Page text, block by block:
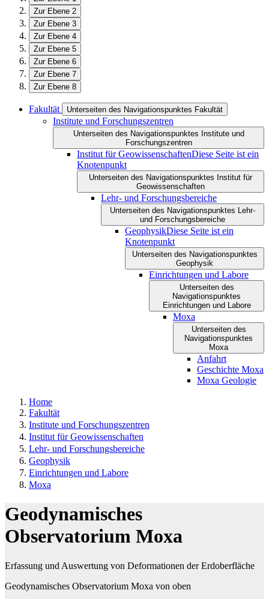
Zur Ebene 2
Zur Ebene 3
Zur Ebene 4
Zur Ebene 5
Zur Ebene 6
Zur Ebene 7
Zur Ebene 8
Fakultät Unterseiten des Navigationspunktes Fakultät
Institute und Forschungszentren
Unterseiten des Navigationspunktes Institute und
Forschungszentren
Institut für GeowissenschaftenDiese Seite ist ein
Knotenpunkt
Unterseiten des Navigationspunktes Institut für
Geowissenschaften
Lehr- und Forschungsbereiche
Unterseiten des Navigationspunktes Lehr-
und Forschungsbereiche
GeophysikDiese Seite ist ein
Knotenpunkt
Unterseiten des Navigationspunktes
Geophysik
Einrichtungen und Labore
Unterseiten des
Navigationspunktes
Einrichtungen und Labore
Moxa
Unterseiten des
Navigationspunktes
Moxa
Anfahrt
Geschichte Moxa
Moxa Geologie
Home
Fakultät
Institute und Forschungszentren
Institut für Geowissenschaften
Lehr- und Forschungsbereiche
Geophysik
Einrichtungen und Labore
Moxa
Geodynamisches
Observatorium Moxa
Erfassung und Auswertung von Deformationen der Erdoberfläche
Geodynamisches Observatorium Moxa von oben